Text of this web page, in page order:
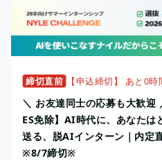
締切直前 【申込締切】 あと0時
＼ お友達同士の応募も大歓迎
ES免除】AI時代に、あなたは
送る、脱AIインターン｜内定
※8/7締切※